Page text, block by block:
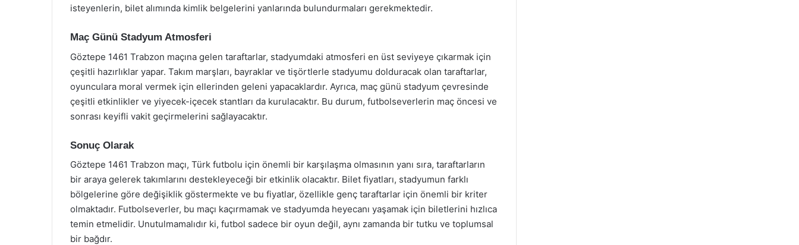
isteyenlerin, bilet alımında kimlik belgelerini yanlarında bulundurmaları gerekmektedir.
Maç Günü Stadyum Atmosferi
Göztepe 1461 Trabzon maçına gelen taraftarlar, stadyumdaki atmosferi en üst seviyeye çıkarmak için
çeşitli hazırlıklar yapar. Takım marşları, bayraklar ve tişörtlerle stadyumu dolduracak olan taraftarlar,
oyunculara moral vermek için ellerinden geleni yapacaklardır. Ayrıca, maç günü stadyum çevresinde
çeşitli etkinlikler ve yiyecek-içecek stantları da kurulacaktır. Bu durum, futbolseverlerin maç öncesi ve
sonrası keyifli vakit geçirmelerini sağlayacaktır.
Sonuç Olarak
Göztepe 1461 Trabzon maçı, Türk futbolu için önemli bir karşılaşma olmasının yanı sıra, taraftarların
bir araya gelerek takımlarını destekleyeceği bir etkinlik olacaktır. Bilet fiyatları, stadyumun farklı
bölgelerine göre değişiklik göstermekte ve bu fiyatlar, özellikle genç taraftarlar için önemli bir kriter
olmaktadır. Futbolseverler, bu maçı kaçırmamak ve stadyumda heyecanı yaşamak için biletlerini hızlıca
temin etmelidir. Unutulmamalıdır ki, futbol sadece bir oyun değil, aynı zamanda bir tutku ve toplumsal
bir bağdır.